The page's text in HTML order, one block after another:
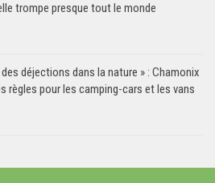
trompe presque tout le monde
déjections dans la nature » : Chamonix
règles pour les camping-cars et les vans